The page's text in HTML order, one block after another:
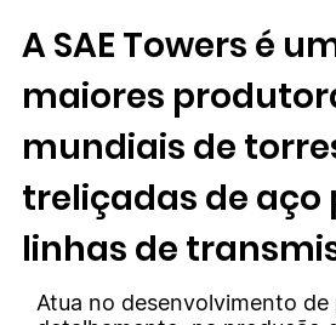
A SAE Towers é
maiores
mundiais de
treliçadas de aço
linhas de
Atua no desenvolvimento